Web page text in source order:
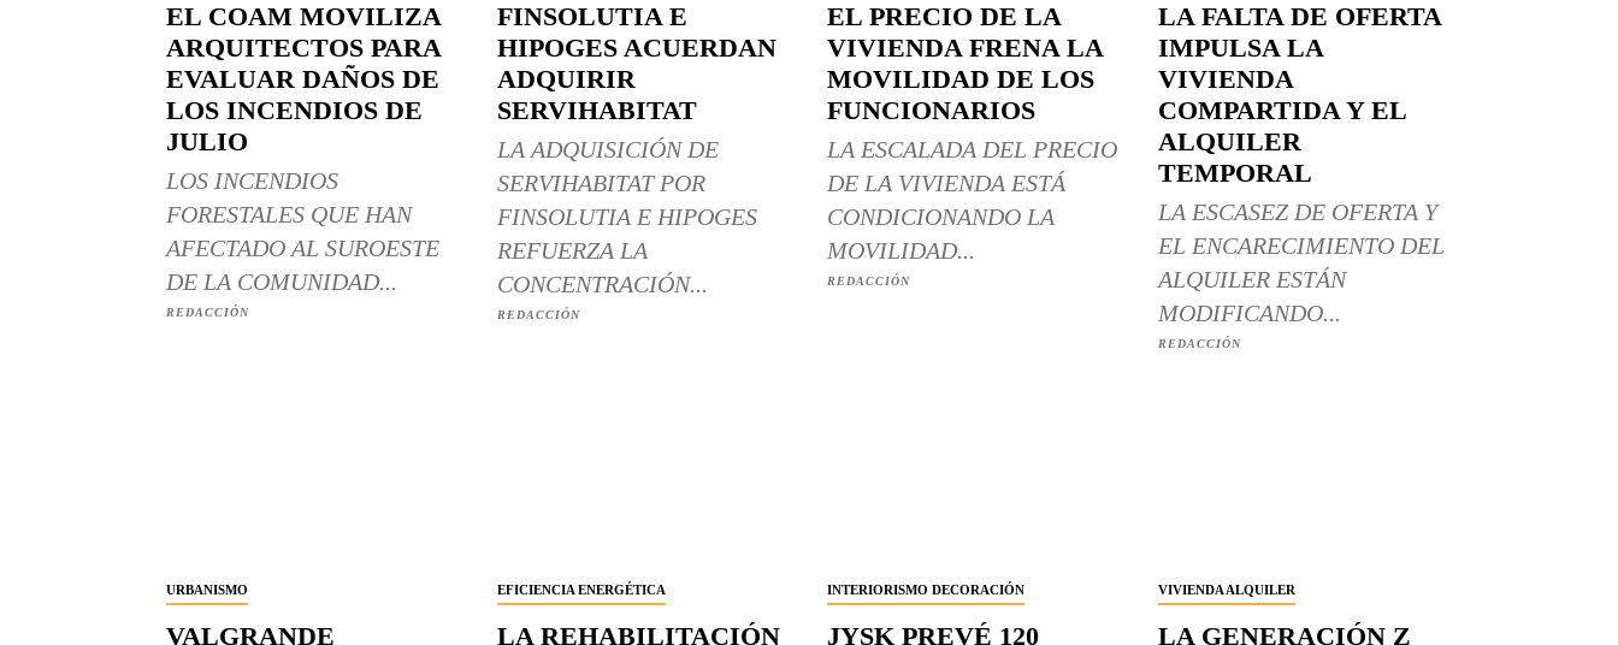
EL COAM MOVILIZA
ARQUITECTOS PARA
EVALUAR DAÑOS DE
LOS INCENDIOS DE
JULIO
LOS INCENDIOS
FORESTALES QUE HAN
AFECTADO AL SUROESTE
DE LA COMUNIDAD...
REDACCIÓN
FINSOLUTIA E
HIPOGES ACUERDAN
ADQUIRIR
SERVIHABITAT
LA ADQUISICIÓN DE
SERVIHABITAT POR
FINSOLUTIA E HIPOGES
REFUERZA LA
CONCENTRACIÓN...
REDACCIÓN
EL PRECIO DE LA
VIVIENDA FRENA LA
MOVILIDAD DE LOS
FUNCIONARIOS
LA ESCALADA DEL PRECIO
DE LA VIVIENDA ESTÁ
CONDICIONANDO LA
MOVILIDAD...
REDACCIÓN
LA FALTA DE OFERTA
IMPULSA LA
VIVIENDA
COMPARTIDA Y EL
ALQUILER
TEMPORAL
LA ESCASEZ DE OFERTA Y
EL ENCARECIMIENTO DEL
ALQUILER ESTÁN
MODIFICANDO...
REDACCIÓN
URBANISMO
VALGRANDE
EFICIENCIA ENERGÉTICA
LA REHABILITACIÓN
INTERIORISMO DECORACIÓN
JYSK PREVÉ 120
VIVIENDA ALQUILER
LA GENERACIÓN Z